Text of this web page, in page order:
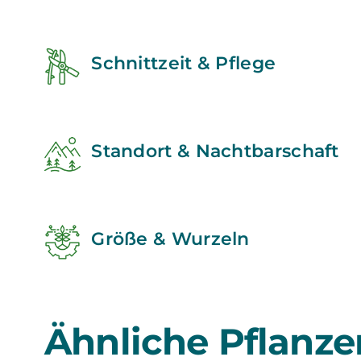
Schnittzeit & Pflege
Standort & Nachtbarschaft
Größe & Wurzeln
Ähnliche